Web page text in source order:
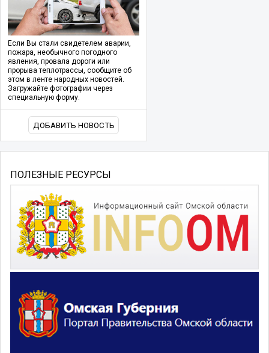
Если Вы стали свидетелем аварии,
пожара, необычного погодного
явления, провала дороги или
прорыва теплотрассы, сообщите об
этом в ленте народных новостей.
Загружайте фотографии через
специальную форму.
ДОБАВИТЬ НОВОСТЬ
ПОЛЕЗНЫЕ РЕСУРСЫ